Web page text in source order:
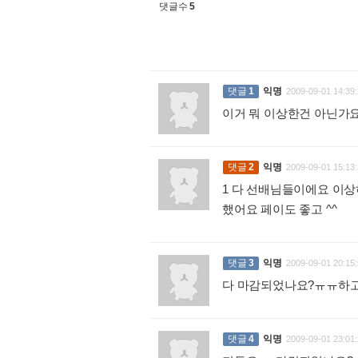
댓글수5
댓글1 익명 2009-09-01
이거 뭐 이상한건 아닌가
댓글2 익명 2009-09-01
1 다 선배님들이에요 이
했어요 페이도 좋고 ^^
댓글3 익명 2009-09-01
다 마감되었나요?ㅠㅠ하
댓글4 익명 2009-09-01